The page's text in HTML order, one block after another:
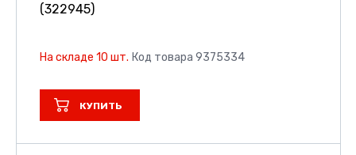
(322945)
На складе 10 шт. Код товара 9375334
КУПИТЬ